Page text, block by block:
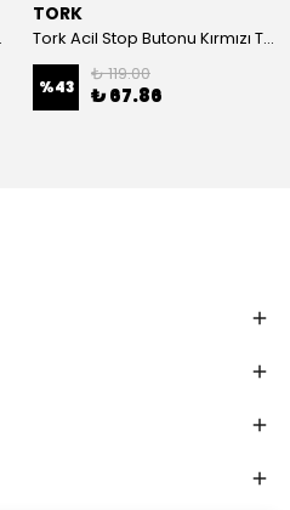
Panosu
TORK
Tork Acil Stop Butonu Kırmızı TRK-A3-01ZS Acil Durum Butonu | Kırmızı Mantar Tipi NC1
%43
₺ 119.00
₺ 67.86